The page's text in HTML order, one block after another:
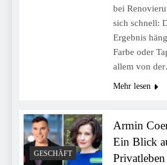
bei
sich schnell:
Ergebnis
Farbe oder
allem von
Mehr lesen
GESCHÄFT
Armin
Ein Blick